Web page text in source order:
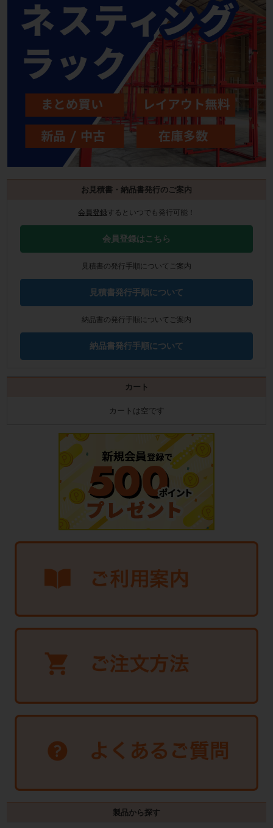
お見積書・納品書発行のご案内
会員登録するといつでも発行可能！
会員登録はこちら
見積書の発行手順についてご案内
見積書発行手順について
納品書の発行手順についてご案内
納品書発行手順について
カート
カートは空です
製品から探す